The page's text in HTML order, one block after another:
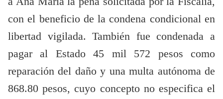
con el beneficio de la condena condicional en
libertad vigilada. También fue condenada a
pagar al Estado 45 mil 572 pesos como
reparación del daño y una multa autónoma de
868.80 pesos, cuyo concepto no especifica el